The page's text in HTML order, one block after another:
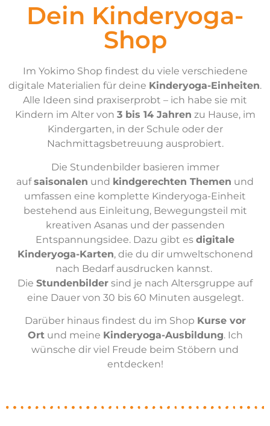
Dein Kinderyoga-
Shop
Im Yokimo Shop findest du viele verschiedene
digitale Materialien für deine Kinderyoga-Einheiten.
Alle Ideen sind praxiserprobt – ich habe sie mit
Kindern im Alter von 3 bis 14 Jahren zu Hause, im
Kindergarten, in der Schule oder der
Nachmittagsbetreuung ausprobiert.
Die Stundenbilder basieren immer
aufsaisonalen und kindgerechten Themen und
umfassen eine komplette Kinderyoga-Einheit
bestehend aus Einleitung, Bewegungsteil mit
kreativen Asanas und der passenden
Entspannungsidee. Dazu gibt es digitale
Kinderyoga-Karten, die du dir umweltschonend
nach Bedarf ausdrucken kannst.
Die Stundenbilder sind je nach Altersgruppe auf
eine Dauer von 30 bis 60 Minuten ausgelegt.
Darüber hinaus findest du im Shop Kurse vor
Ortund meine Kinderyoga-Ausbildung. Ich
wünsche dir viel Freude beim Stöbern und
entdecken!